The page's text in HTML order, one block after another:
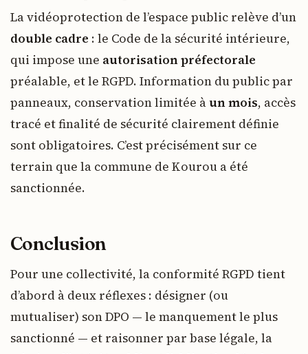
La vidéoprotection de l’espace public relève d’un
double cadre : le Code de la sécurité intérieure,
qui impose une autorisation préfectorale
préalable, et le RGPD. Information du public par
panneaux, conservation limitée àun mois, accès
tracé et finalité de sécurité clairement définie
sont obligatoires. C’est précisément sur ce
terrain que la commune de Kourou a été
sanctionnée.
Conclusion
Pour une collectivité, la conformité RGPD tient
d’abord à deux réflexes : désigner (ou
mutualiser) son DPO — le manquement le plus
sanctionné — et raisonner par base légale, la